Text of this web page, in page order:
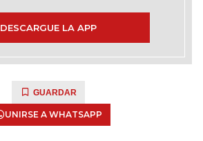
DESCARGUE LA APP
GUARDAR
UNIRSE A WHATSAPP